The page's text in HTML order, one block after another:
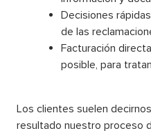
Decisiones
de las
Facturación
posible, para
Los clientes suelen
resultado nuestro proceso